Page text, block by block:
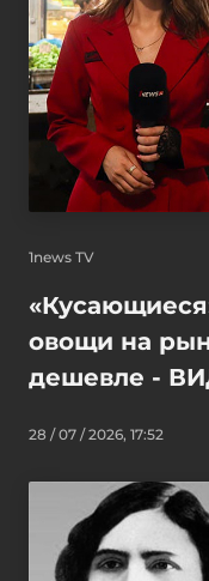
1news TV
овощи на
дешевле -
28 / 07 / 2026, 17:52